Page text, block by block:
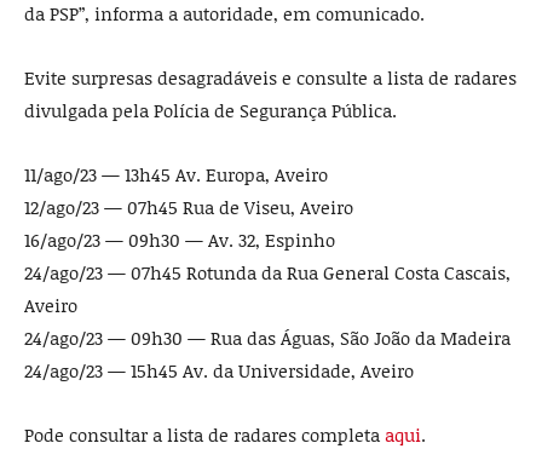
da PSP”, informa a autoridade, em comunicado.
Evite surpresas desagradáveis e consulte a lista de radares
divulgada pela Polícia de Segurança Pública.
11/ago/23 — 13h45 Av. Europa, Aveiro
12/ago/23 — 07h45 Rua de Viseu, Aveiro
16/ago/23 — 09h30 — Av. 32, Espinho
24/ago/23 — 07h45 Rotunda da Rua General Costa Cascais,
Aveiro
24/ago/23 — 09h30 — Rua das Águas, São João da Madeira
24/ago/23 — 15h45 Av. da Universidade, Aveiro
Pode consultar a lista de radares completa aqui.